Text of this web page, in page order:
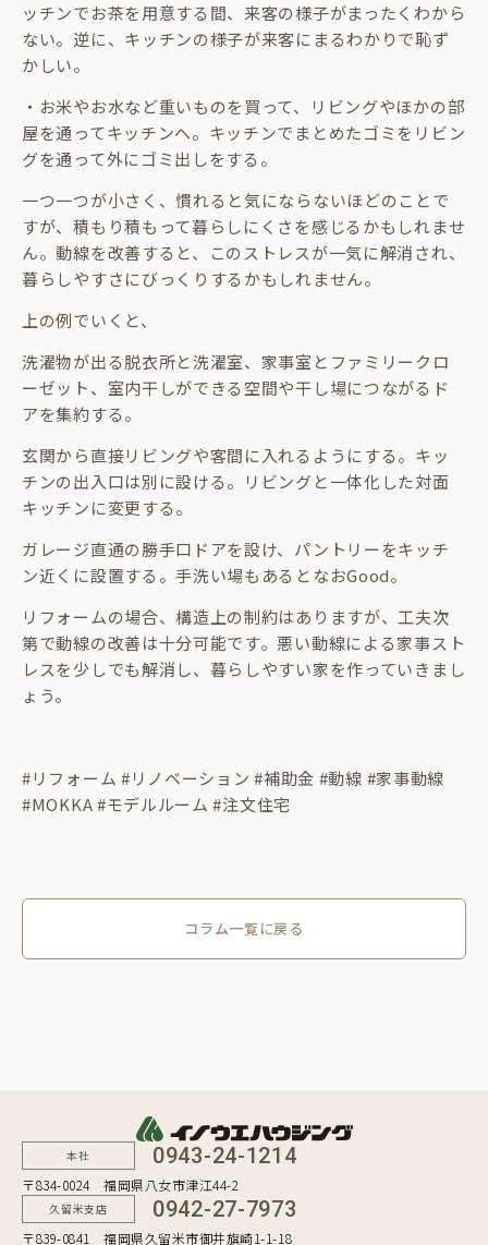
ッチンでお茶を用意する間、来客の様子がまったくわから
ない。逆に、キッチンの様子が来客にまるわかりで恥ず
かしい。
・お米やお水など重いものを買って、リビングやほかの部
屋を通ってキッチンへ。キッチンでまとめたゴミをリビン
グを通って外にゴミ出しをする。
一つ一つが小さく、慣れると気にならないほどのことで
すが、積もり積もって暮らしにくさを感じるかもしれませ
ん。動線を改善すると、このストレスが一気に解消され、
暮らしやすさにびっくりするかもしれません。
上の例でいくと、
洗濯物が出る脱衣所と洗濯室、家事室とファミリークロ
ーゼット、室内干しができる空間や干し場につながるド
アを集約する。
玄関から直接リビングや客間に入れるようにする。キッ
チンの出入口は別に設ける。リビングと一体化した対面
キッチンに変更する。
ガレージ直通の勝手口ドアを設け、パントリーをキッチ
ン近くに設置する。手洗い場もあるとなおGood。
リフォームの場合、構造上の制約はありますが、工夫次
第で動線の改善は十分可能です。悪い動線による家事スト
レスを少しでも解消し、暮らしやすい家を作っていきまし
ょう。
#リフォーム #リノベーション #補助金 #動線 #家事動線
#MOKKA #モデルルーム #注文住宅
コラム一覧に戻る
本社 0943-24-1214
〒834-0024 福岡県八女市津江44-2
久留米支店 0942-27-7973
〒839-0841 福岡県久留米市御井旗崎1-1-18